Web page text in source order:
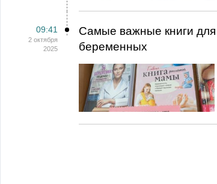
09:41
2 октября
2025
Самые важные книги
беременных